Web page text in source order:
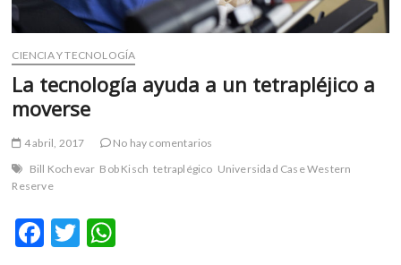
CIENCIA Y TECNOLOGÍA
La tecnología ayuda a un tetrapléjico a
moverse
4 abril, 2017
No hay comentarios
Bill Kochevar Bob Kisch tetraplégico Universidad Case Western
Reserve
F
T